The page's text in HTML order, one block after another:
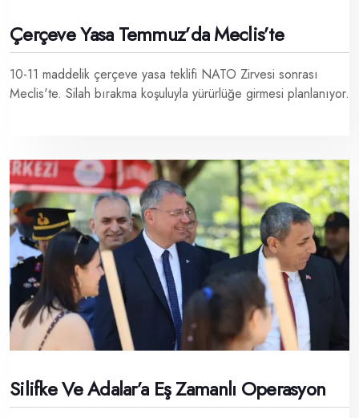
Çerçeve Yasa Temmuz’da Meclis’te
10-11 maddelik çerçeve yasa teklifi NATO Zirvesi sonrası
Meclis'te. Silah bırakma koşuluyla yürürlüğe girmesi planlanıyor.
Silifke Ve Adalar’a Eş Zamanlı Operasyon